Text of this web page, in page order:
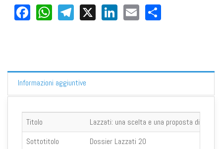
Facebook
WhatsApp
Telegram
X LinkedIn
Email
Informazioni aggiuntive
Titolo
Lazzati: una scelta e una proposta di vita
Sottotitolo
Dossier Lazzati 20